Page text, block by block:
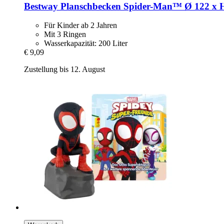
Bestway Planschbecken Spider-​Man™ Ø 122 x
Für Kinder ab 2 Jahren
Mit 3 Ringen
Wasserkapazität: 200 Liter
€ 9,09
Zustellung bis 12. August